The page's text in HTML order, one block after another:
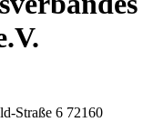
Straße 6 72160